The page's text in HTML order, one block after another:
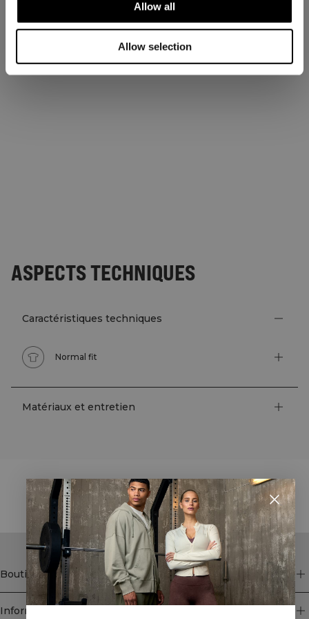
Allow all
Allow selection
ASPECTS TECHNIQUES
Caractéristiques techniques
Normal fit
Matériaux et entretien
STYLE WITH
Boutique
Information